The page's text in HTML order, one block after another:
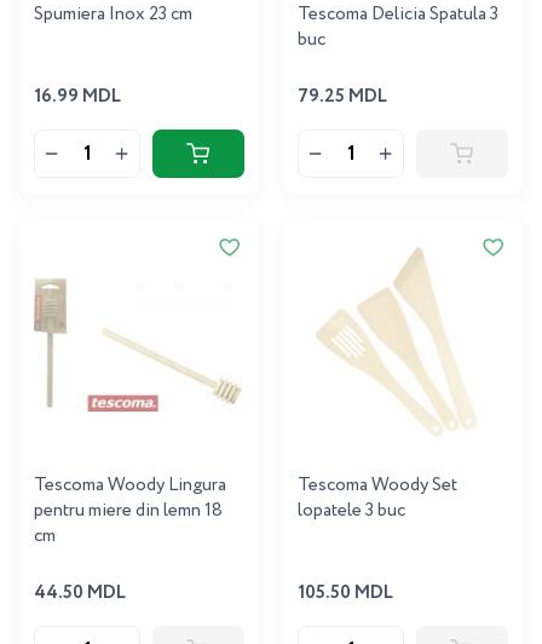
Spumiera Inox 23 cm
16.99 MDL
Tescoma Delicia Spatula 3
buc
79.25 MDL
Tescoma Woody Lingura
pentru miere din lemn 18
cm
44.50 MDL
Tescoma Woody Set
lopatele 3 buc
105.50 MDL